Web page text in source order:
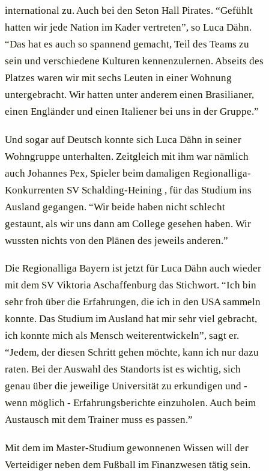
international zu. Auch bei den Seton Hall Pirates. “Gefühlt
hatten wir jede Nation im Kader vertreten”, so Luca Dähn.
“Das hat es auch so spannend gemacht, Teil des Teams zu
sein und verschiedene Kulturen kennenzulernen. Abseits des
Platzes waren wir mit sechs Leuten in einer Wohnung
untergebracht. Wir hatten unter anderem einen Brasilianer,
einen Engländer und einen Italiener bei uns in der Gruppe.”
Und sogar auf Deutsch konnte sich Luca Dähn in seiner
Wohngruppe unterhalten. Zeitgleich mit ihm war nämlich
auch Johannes Pex, Spieler beim damaligen Regionalliga-
Konkurrenten SV Schalding-Heining , für das Studium ins
Ausland gegangen. “Wir beide haben nicht schlecht
gestaunt, als wir uns dann am College gesehen haben. Wir
wussten nichts von den Plänen des jeweils anderen.”
Die Regionalliga Bayern ist jetzt für Luca Dähn auch wieder
mit dem SV Viktoria Aschaffenburg das Stichwort. “Ich bin
sehr froh über die Erfahrungen, die ich in den USA sammeln
konnte. Das Studium im Ausland hat mir sehr viel gebracht,
ich konnte mich als Mensch weiterentwickeln”, sagt er.
“Jedem, der diesen Schritt gehen möchte, kann ich nur dazu
raten. Bei der Auswahl des Standorts ist es wichtig, sich
genau über die jeweilige Universität zu erkundigen und -
wenn möglich - Erfahrungsberichte einzuholen. Auch beim
Austausch mit dem Trainer muss es passen.”
Mit dem im Master-Studium gewonnenen Wissen will der
Verteidiger neben dem Fußball im Finanzwesen tätig sein.